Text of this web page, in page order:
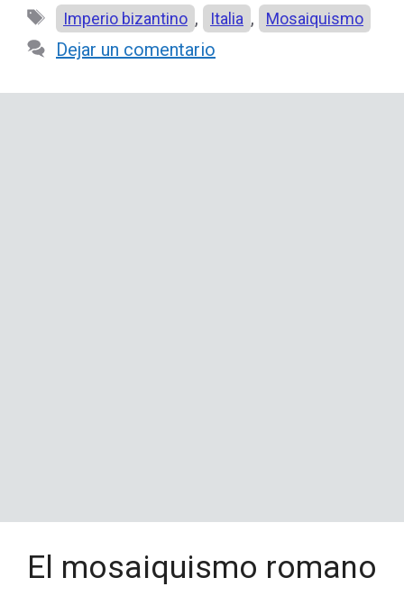
Etiquetas
Imperio bizantino , Italia , Mosaiquismo
Dejar un comentario
El mosaiquismo romano